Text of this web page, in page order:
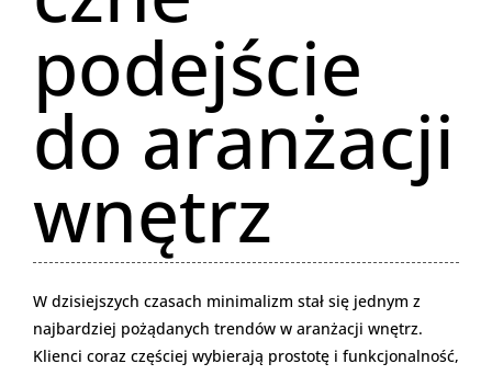
podejście
do aranżacji
wnętrz
W dzisiejszych czasach minimalizm stał się jednym z
najbardziej pożądanych trendów w aranżacji wnętrz.
Klienci coraz częściej wybierają prostotę i funkcjonalność,